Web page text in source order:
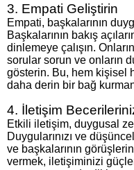
3. Empati Geliştirin
Empati, başkalarının
Başkalarının bakış
dinlemeye çalışın.
sorular sorun ve onların
gösterin. Bu, hem kişisel
daha derin bir bağ
4. İletişim
Etkili iletişim, duygusal
Duygularınızı ve
ve başkalarının
vermek, iletişiminizi